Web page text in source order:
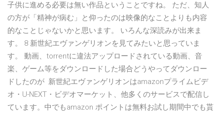
子供に進める必要は無い作品ということですね。 ただ、知人
の方が「精神が病む」と仰ったのは映像的なことよりも内容
的なことじゃないかと思います。 いろんな深読みが出来ま
す。 8 新世紀エヴァンゲリオンを見てみたいと思っていま
す。 動画、torrentに違法アップロードされている動画、音
楽、ゲーム等をダウンロードした場合どうやってダウンロー
ドしたのが 新世紀エヴァンゲリオンはamazonプライムビデ
オ・U-NEXT・ビデオマーケット、他多くのサービスで配信し
ています。中でもamazon ポイントは無料お試し期間中でも貰